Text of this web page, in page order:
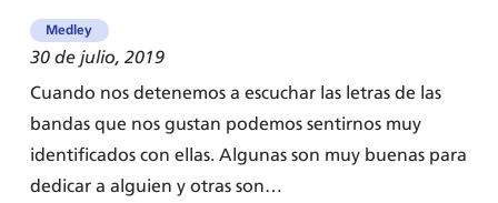
Medley
30 de julio, 2019
Cuando nos detenemos a escuchar las letras de las
bandas que nos gustan podemos sentirnos muy
identificados con ellas. Algunas son muy buenas para
dedicar a alguien y otras son…